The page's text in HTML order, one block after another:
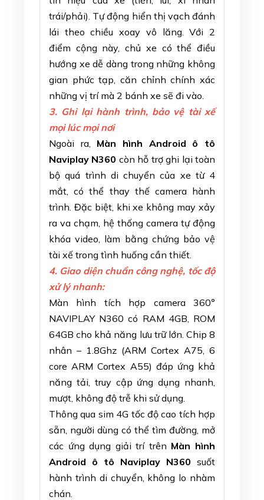
trái/phải). Tự động hiển thị vạch đánh
lái theo chiều xoay vô lăng. Với 2
điểm cộng này, chủ xe có thể điều
hướng xe dễ dàng trong những không
gian phức tạp, căn chỉnh chính xác
những vị trí mà 2 bánh xe sẽ đi vào.
3. Ghi lại hành trình, bảo vệ tài xế
mọi lúc mọi nơi
Ngoài ra, Màn hình Android ô tô
Naviplay N360 còn hỗ trợ ghi lại toàn
bộ quá trình di chuyển của xe từ 4
mắt, có thể thay thế camera hành
trình. Đặc biệt, khi xe không may xảy
ra va chạm, hệ thống camera tự động
khóa video, làm bằng chứng bảo vệ
tài xế trong tình huống cần thiết.
4. Giao diện chuẩn công nghệ, tốc độ
xử lý nhanh:
Màn hình tích hợp camera 360°
NAVIPLAY N360 có RAM 4GB, ROM
64GB cho khả năng lưu trữ lớn. Chip 8
nhân – 1.8Ghz (ARM Cortex A75, 6
core ARM Cortex A55) đáp ứng khả
năng tải, truy cập ứng dụng nhanh,
mượt, không độ trễ khi sử dụng.
Thông qua sim 4G tốc độ cao tích hợp
sẵn, người dùng có thể tìm đường, mở
các ứng dụng giải trí trên Màn hình
Android ô tô Naviplay N360 suốt
hành trình di chuyển, không lo nhàm
chán.